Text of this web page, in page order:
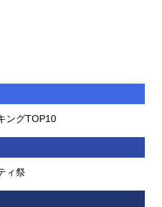
ングTOP10
ィ祭